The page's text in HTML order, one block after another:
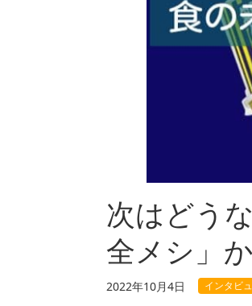
次はどう
全メシ」
2022年10月4日 インタビ